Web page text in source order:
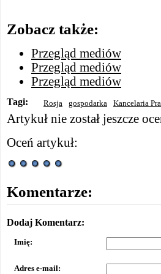
Zobacz także:
Przegląd mediów
Przegląd mediów
Przegląd mediów
Tagi: Rosja gospodarka Kancelaria
Artykuł nie został jeszcze
Oceń artykuł:
Komentarze:
Dodaj Komentarz:
Imię:
Adres e-mail: